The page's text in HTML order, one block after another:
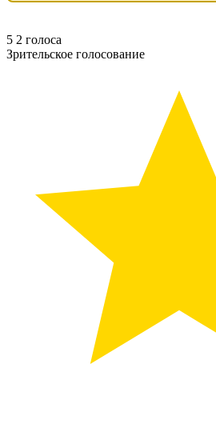
5 2 голоса
Зрительское голосование